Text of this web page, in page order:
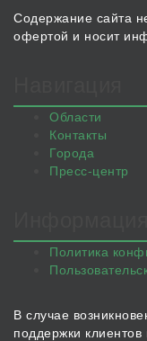
Содержание сайта
офертой и носит
Области
Контакты
Города
Пресс-центр
Политика
В случае
поддержки клиентов